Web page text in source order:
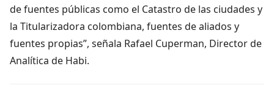
de fuentes públicas como el Catastro de las ciudades y
la Titularizadora colombiana, fuentes de aliados y
fuentes propias”, señala Rafael Cuperman, Director de
Analítica de Habi.